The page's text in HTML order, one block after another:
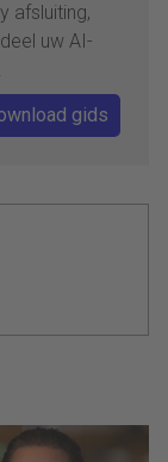
afsluiting,
uw AI-
gids